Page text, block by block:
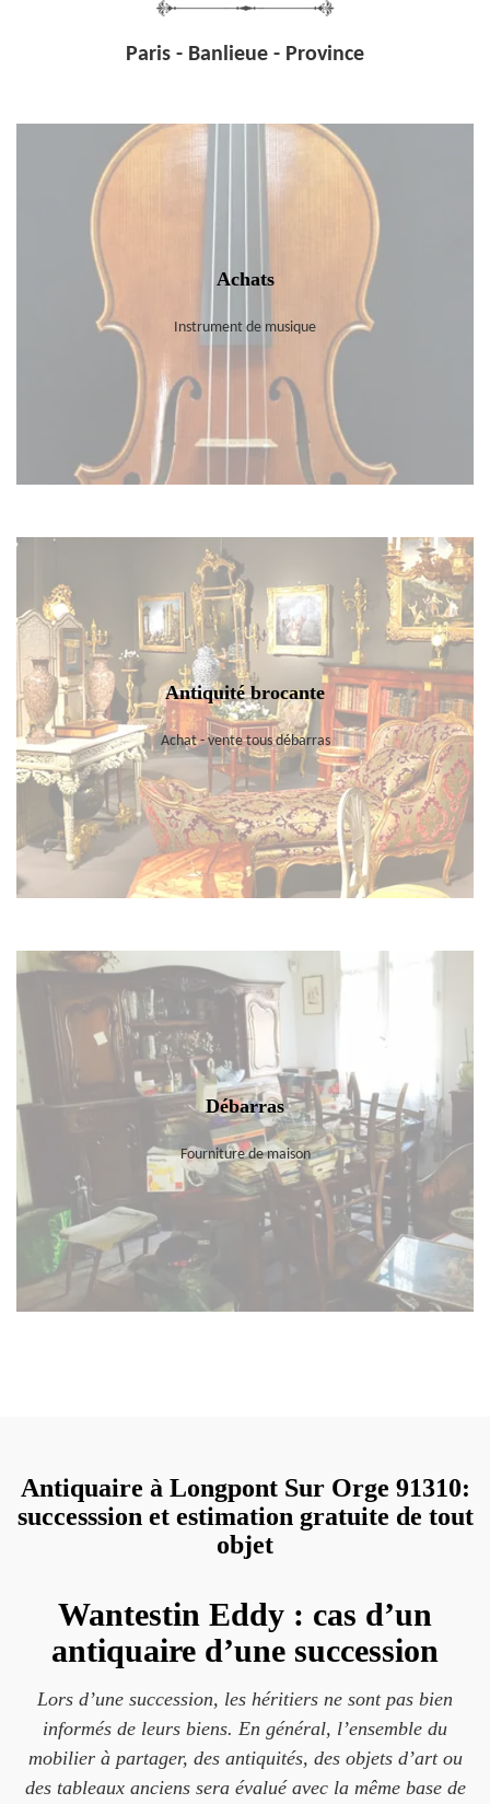
Paris - Banlieue - Province
Achats
Instrument de musique
Antiquité brocante
Achat - vente tous débarras
Débarras
Fourniture de maison
Antiquaire à Longpont Sur Orge 91310:
successsion et estimation gratuite de tout
objet
Wantestin Eddy : cas d’un
antiquaire d’une succession
Lors d’une succession, les héritiers ne sont pas bien
informés de leurs biens. En général, l’ensemble du
mobilier à partager, des antiquités, des objets d’art ou
des tableaux anciens sera évalué avec la même base de